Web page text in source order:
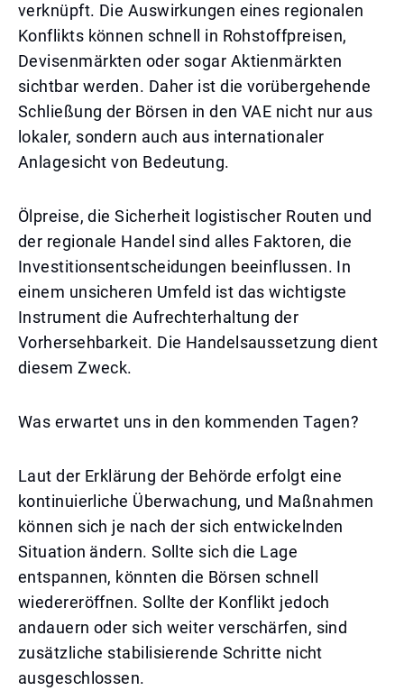
verknüpft. Die Auswirkungen eines regionalen
Konflikts können schnell in Rohstoffpreisen,
Devisenmärkten oder sogar Aktienmärkten
sichtbar werden. Daher ist die vorübergehende
Schließung der Börsen in den VAE nicht nur aus
lokaler, sondern auch aus internationaler
Anlagesicht von Bedeutung.
Ölpreise, die Sicherheit logistischer Routen und
der regionale Handel sind alles Faktoren, die
Investitionsentscheidungen beeinflussen. In
einem unsicheren Umfeld ist das wichtigste
Instrument die Aufrechterhaltung der
Vorhersehbarkeit. Die Handelsaussetzung dient
diesem Zweck.
Was erwartet uns in den kommenden Tagen?
Laut der Erklärung der Behörde erfolgt eine
kontinuierliche Überwachung, und Maßnahmen
können sich je nach der sich entwickelnden
Situation ändern. Sollte sich die Lage
entspannen, könnten die Börsen schnell
wiedereröffnen. Sollte der Konflikt jedoch
andauern oder sich weiter verschärfen, sind
zusätzliche stabilisierende Schritte nicht
ausgeschlossen.